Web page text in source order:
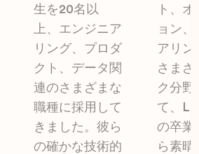
生を20名以
上、エンジニア
リング、プロダ
クト、データ関
連のさまざまな
職種に採用して
きました。彼ら
の確かな技術的
ト、
ョン
アリン
さまざ
ク分野
て、
の卒業
ら素晴